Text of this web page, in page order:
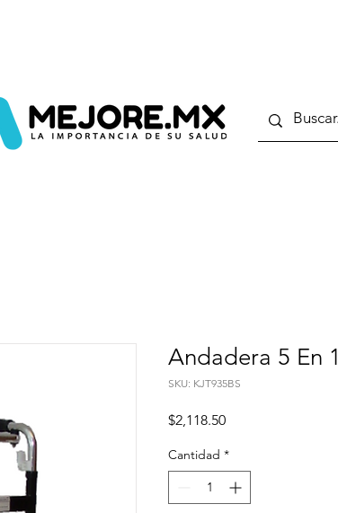
Andadera 5 En 1
SKU: KJT935BS
$2,118.50Precio
Cantidad *